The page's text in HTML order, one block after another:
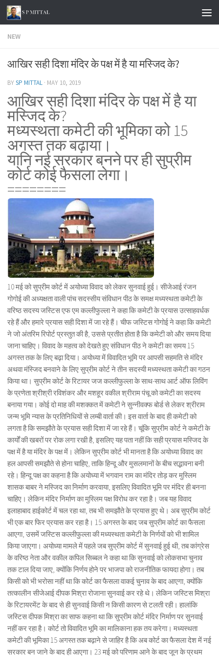
Skip to content
NEW
आखिर सही दिशा मंदिर के पक्ष में है या मस्जिद के?
BYSP MITTAL · MAY 10, 2019
आखिर सही दिशा मंदिर के पक्ष में है या
मस्जिद के?
मध्यस्थता कमेटी की भूमिका को 15
अगस्त तक बढ़ाया।
यानि नई सरकार बनने पर ही सुप्रीम
कोर्ट कोई फैसला लेगा।
========
10 मई को सुप्रीम कोर्ट में अयोध्या विवाद को लेकर सुनवाई हुई। सीजेआई रंजन
गोगोई की अध्यक्षता वाली पांच सदस्सीय संविधान पीठ के समक्ष मध्यस्थता कमेटी के
वरिष्ठ सदस्य जस्टिस एफ एम कल्लीफुल्ला ने कहा कि कमेटी के प्रयास उत्साहवर्धक
रहे हैं और हमारे प्रयास सही दिशा में जा रहे हैं। चीफ जस्टिस गोगोई ने कहा कि कमेटी
ने जो अंतरिम रिपोर्ट प्रस्तुत की है, उससे प्रतीत होता है कि कमेटी को और समय दिया
जाना चाहिए। विवाद के महत्व को देखते हुए संविधान पीठ ने कमेटी का समय 15
अगस्त तक के लिए बढ़ा दिया। अयोध्या में विवादित भूमि पर आपसी सहमति से मंदिर
अथवा मंस्जिद बनवाने के लिए सुप्रीम कोर्ट ने तीन सदस्यी मध्यस्थता कमेटी का गठन
किया था। सुप्रीम कोर्ट के रिटायर जज कल्लीफुल्ला के साथ-साथ आर्ट ऑफ लिविंग
के प्रणेता श्रीश्री रविशंकर और मशहूर वकील श्रीराम पंचू को कमेटी का सदस्य
बनाया गया। कोई दो माह की मशक्कत में कमेटी ने सुन्नीवक्फ बोर्ड से लेकर श्रीराम
जन्म भूमि न्यास के प्रतिनिधियों से लम्बी वार्ता की। इस वार्ता के बाद ही कमेटी को
लगता है कि समझौते के प्रयास सही दिशा में जा रहे हैं। चूंकि सुप्रीम कोर्ट ने कमेटी के
कार्यों की खबरों पर रोक लगा रखी है, इसलिए यह पता नहीं कि सही प्रयास मस्जिद के
पक्ष में है या मंदिर के पक्ष में। लेकिन सुप्रीम कोर्ट भी मानता है कि अयोध्या विवाद का
हल आपसी समझौते से होना चाहिए, ताकि हिन्दू और मुसलमानों के बीच सद्भावना बनी
रहे। हिन्दू पक्ष का कहना है कि अयोध्या में भगवान राम का मंदिर तोड़ कर मुस्लिम
शासक बाबर ने मस्जिद का निर्माण करवाया, इसलिए विवादित भूमि पर मंदिर ही बनना
चाहिए। लेकिन मंदिर निर्माण का मुस्लिम पक्ष विरोध कर रहा है। जब यह विवाद
इलाहाबाद हाईकोर्ट में चल रहा था, तब भी समझौते के प्रयास हुए थे। अब सुप्रीम कोर्ट
भी एक बार फिर प्रयास कर रहा है। 15 अगस्त के बाद जब सुप्रीम कोर्ट का फैसला
आएगा, उसमें जस्टिस कल्लीफुल्ला की मध्यस्थता कमेटी के निर्णयों को भी शामिल
किया जाएगा। अयोध्या मामले में पहले जब सुप्रीम कोर्ट में सुनवाई हुई थी, तब कांग्रेस
के वरिष्ठ नेता और वकील कपिल सिब्बल ने कहा था कि सुनवाई को लोकसभा चुनाव
तक टाल दिया जाए, क्योंकि निर्णय होने पर भाजपा को राजनीतिक फायदा होगा। तब
किसी को भी भरोसा नहीं था कि कोर्ट का फैसला वाकई चुनाव के बाद आएगा, क्योंकि
तत्कालीन सीजेआई दीपक मिश्रा रोजाना सुनवाई कर रहे थे। लेकिन जस्टिस मिश्रा
के रिटायरमेंट के बाद से ही सुनवाई किसी न किसी कारण से टलती रही। हालांकि
जस्टिस दीपक मिश्रा का साफ कहना था कि सुप्रीम कोर्ट मंदिर निर्माण पर सुनवाई
नहीं कर रहा है। कोर्ट तो विवादित भूमि का मालिकाना हक तय करेगा। मध्यस्थता
कमेटी की भूमिका 15 अगस्त तक बढ़ाने से जाहिर है कि अब कोर्ट का फैसला देश में नई
सरकार बन जाने के बाद ही आएगा। 23 मई को परिणाम आने के बाद जून के प्रथम